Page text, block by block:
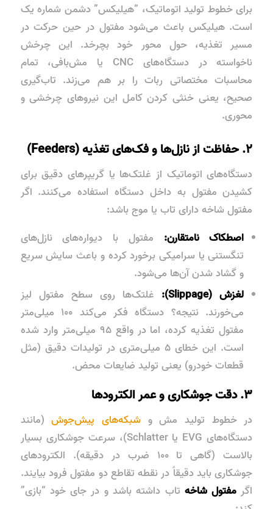
برای خطوط تولید اتوماتیک، “هیلیکس” دشمن شماره یک
است. هیلیکس باعث می‌شود مفتول در حین حرکت در
مسیر تغذیه، حول محور خود بچرخد. این چرخش
ناخواسته در دستگاه‌های CNC یا مش‌بافی، تمام
محاسبات مختصاتی ربات را بر هم می‌زند. تاب‌گیری
صحیح، یعنی خنثی کردن کامل این نیروهای چرخشی و
محوری.
۲. حفاظت از نازل‌ها و فک‌های تغذیه (Feeders)
دستگاه‌های اتوماتیک از غلتک‌ها یا گریپرهای دقیق برای
کشیدن مفتول به داخل دستگاه استفاده می‌کنند. اگر
مفتول شاخه دارای تاب یا موج باشد:
اصطکاک نامتقارن: مفتول با دیواره‌های نازل‌های
تنگستنی یا سرامیکی برخورد کرده و باعث سایش سریع
و گشاد شدن آن‌ها می‌شود.
لغزش (Slippage):
غلتک‌ها روی سطح مفتول لیز
می‌خورند. نتیجه؟ دستگاه فکر می‌کند ۱۰۰ میلی‌متر
مفتول تغذیه کرده، اما در واقع ۹۵ میلی‌متر وارد شده
است. این خطای ۵ میلی‌متری در تولیدات دقیق (مثل
قطعات خودرو) یعنی تولید ضایعات محض.
۳. دقت جوشکاری و عمر الکترودها
در خطوط تولید مش وشبکه‌های پیش‌جوش(مانند
دستگاه‌های EVG یا Schlatter)، سرعت جوشکاری بسیار
بالاست (گاهی تا ۱۰۰ ضرب در دقیقه). الکترودهای
جوشکاری باید دقیقاً در نقطه تقاطع دو مفتول فرود بیایند.
اگر مفتول شاخه تاب داشته باشد و در جای خود “بازی”